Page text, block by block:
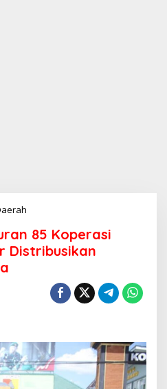
j
e
l
u
n
85 Koperasi
Distribusikan